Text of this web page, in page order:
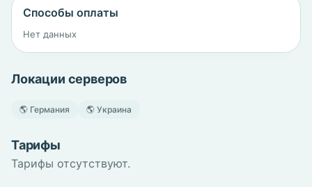
Способы оплаты
Нет данных
Локации серверов
🌎 Германия 🌎 Украина
Тарифы
Тарифы отсутствуют.